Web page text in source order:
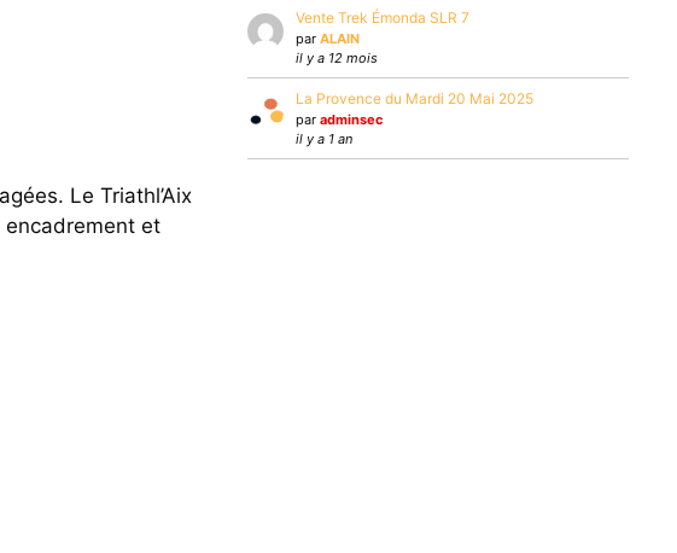
Le Triathl’Aix
encadrement et
Vente Trek Émonda SLR 7
par ALAIN
il y a 12 mois
La Provence du Mardi 20 Mai 2025
par adminsec
il y a 1 an